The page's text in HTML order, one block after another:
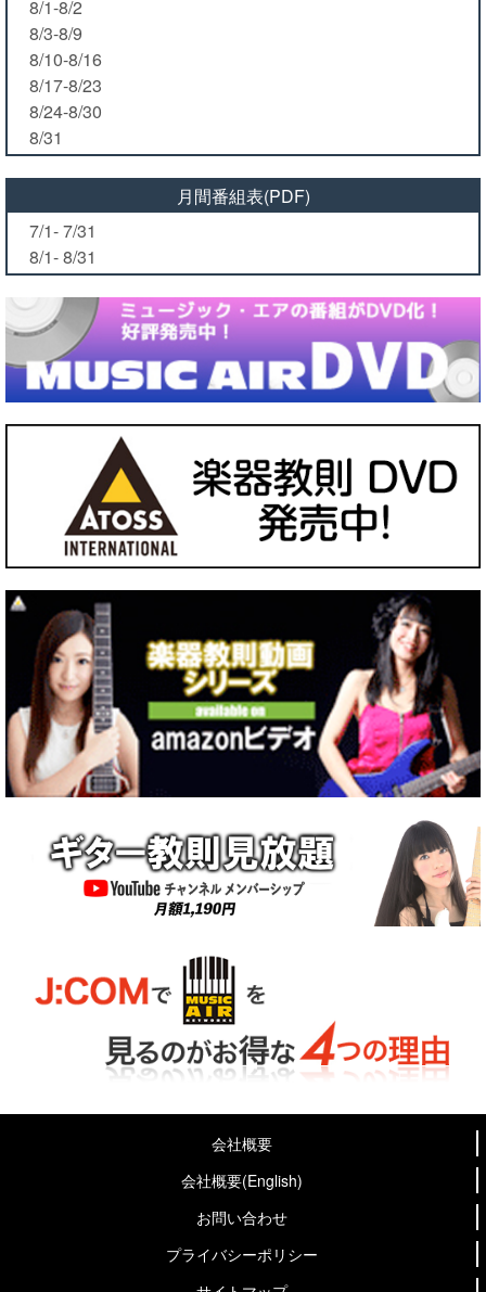
8/1-8/2
8/3-8/9
8/10-8/16
8/17-8/23
8/24-8/30
8/31
月間番組表(PDF)
7/1- 7/31
8/1- 8/31
会社概要
会社概要(English)
お問い合わせ
プライバシーポリシー